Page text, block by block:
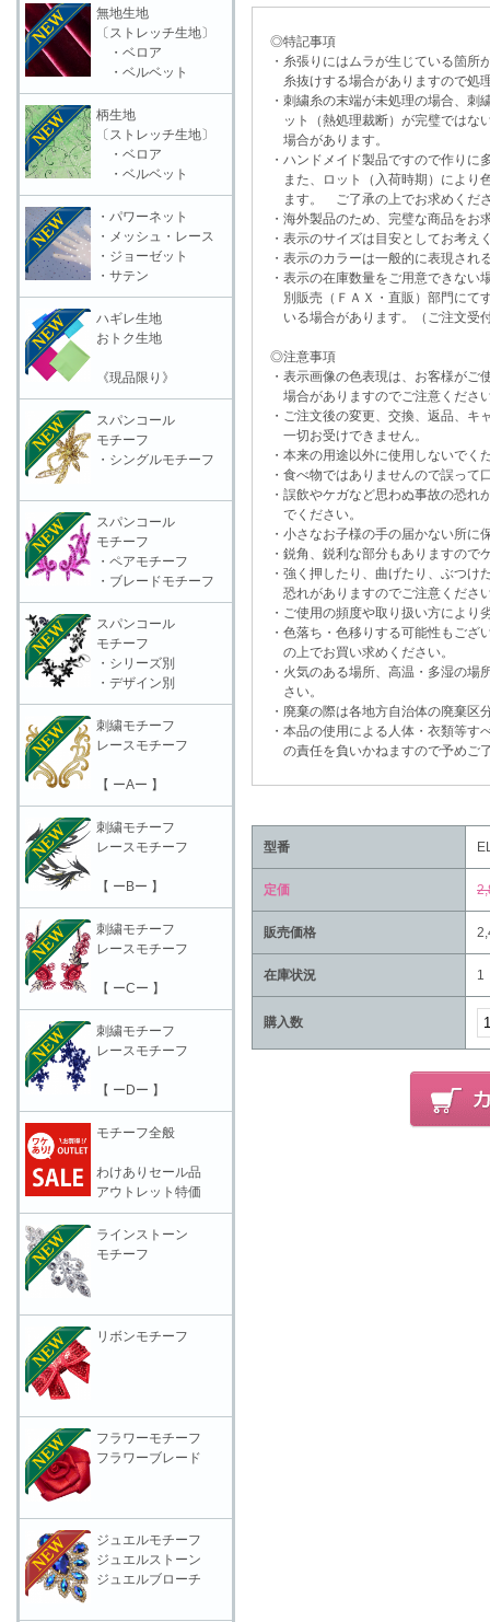
◎特記事項
・糸張りにはムラが生じている箇所
糸抜けする場合がありますので処
・刺繍糸の末端が未処理の場合、刺
ット（熱処理裁断）が完璧ではな
場合があります。
・ハンドメイド製品ですので作りに
また、ロット（入荷時期）により
ます。 ご了承の上でお求めくだ
・海外製品のため、完璧な商品をお
・表示のサイズは目安としてお考え
・表示のカラーは一般的に表現され
・表示の在庫数量をご用意できな
別販売（ＦＡＸ・直販）部門にて
いる場合があります。（ご注文受
◎注意事項
・表示画像の色表現は、お客様がご
場合がありますのでご注意くださ
・ご注文後の変更、交換、返品、キ
一切お受けできません。
・本来の用途以外に使用しないでく
・食べ物ではありませんので誤って
・誤飲やケガなど思わぬ事故の恐れ
でください。
・小さなお子様の手の届かない所に
・鋭角、鋭利な部分もありますので
・強く押したり、曲げたり、ぶつけ
恐れがありますのでご注意くださ
・ご使用の頻度や取り扱い方により
・色落ち・色移りする可能性もござ
の上でお買い求めください。
・火気のある場所、高温・多湿の場
さい。
・廃棄の際は各地方自治体の廃棄区
・本品の使用による人体・衣類等す
の責任を負いかねますので予めご
型番
定価
販売価格
在庫状況 1
購入数
無地生地
〔ストレッチ生地〕
・ベロア
・ベルベット
柄生地
〔ストレッチ生地〕
・ベロア
・ベルベット
・パワーネット
・メッシュ・レース
・ジョーゼット
・サテン
ハギレ生地
おトク生地
《現品限り》
スパンコール
モチーフ
・シングルモチーフ
スパンコール
モチーフ
・ペアモチーフ
・ブレードモチーフ
スパンコール
モチーフ
・シリーズ別
・デザイン別
刺繍モチーフ
レースモチーフ
【 ーAー 】
刺繍モチーフ
レースモチーフ
【 ーBー 】
刺繍モチーフ
レースモチーフ
【 ーCー 】
刺繍モチーフ
レースモチーフ
【 ーDー 】
モチーフ全般
わけありセール品
アウトレット特価
ラインストーン
モチーフ
リボンモチーフ
フラワーモチーフ
フラワーブレード
ジュエルモチーフ
ジュエルストーン
ジュエルブローチ